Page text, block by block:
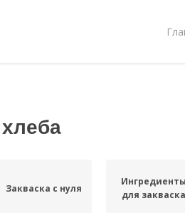
Закваска с нуля
Ингредиенты
для закваска